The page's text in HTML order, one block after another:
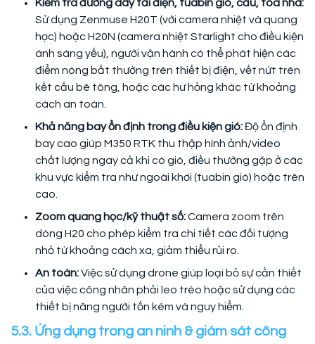
Kiểm tra đường dây tải điện, tuabin gió, cầu, tòa nhà:
Sử dụng Zenmuse H20T (với camera nhiệt và quang
học) hoặc H20N (camera nhiệt Starlight cho điều kiện
ánh sáng yếu), người vận hành có thể phát hiện các
điểm nóng bất thường trên thiết bị điện, vết nứt trên
kết cấu bê tông, hoặc các hư hỏng khác từ khoảng
cách an toàn.
Khả năng bay ổn định trong điều kiện gió:Độ ổn định
bay cao giúp M350 RTK thu thập hình ảnh/video
chất lượng ngay cả khi có gió, điều thường gặp ở các
khu vực kiểm tra như ngoài khơi (tuabin gió) hoặc trên
cao.
Zoom quang học/kỹ thuật số:Camera zoom trên
dòng H20 cho phép kiểm tra chi tiết các đối tượng
nhỏ từ khoảng cách xa, giảm thiểu rủi ro.
An toàn:Việc sử dụng drone giúp loại bỏ sự cần thiết
của việc công nhân phải leo trèo hoặc sử dụng các
thiết bị nâng người tốn kém và nguy hiểm.
5.3. Ứng dụng trong an ninh & giám sát công